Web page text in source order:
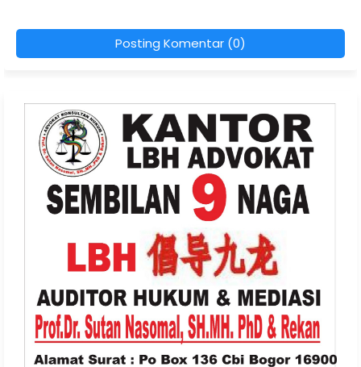
Posting Komentar (0)